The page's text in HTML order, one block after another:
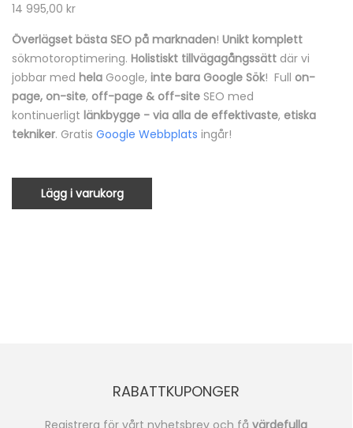
14 995,00 kr
Överlägset bästa SEO på marknaden! Unikt komplett
sökmotoroptimering. Holistiskt tillvägagångssätt där vi
jobbar med hela Google, inte bara Google Sök! Full on-
page, on-site, off-page & off-site SEO med
kontinuerligt länkbygge - via alla de effektivaste, etiska
tekniker. Gratis Google Webbplats ingår!
Lägg i varukorg
RABATTKUPONGER
Registrera för vårt nyhetsbrev och få värdefulla